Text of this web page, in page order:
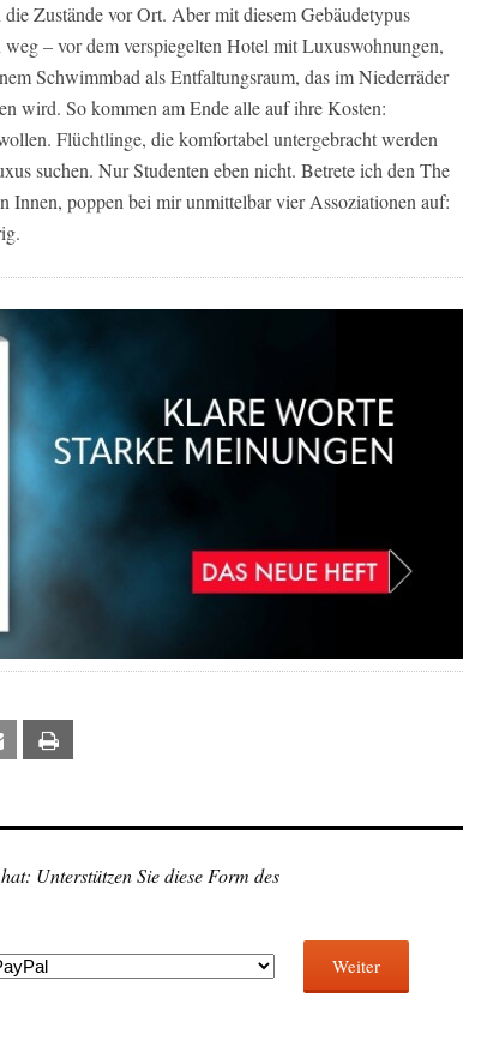
Zustände vor Ort. Aber mit diesem Gebäudetypus
– vor dem verspiegelten Hotel mit Luxuswohnungen,
Schwimmbad als Entfaltungsraum, das im Niederräder
wird. So kommen am Ende alle auf ihre Kosten:
Flüchtlinge, die komfortabel untergebracht werden
suchen. Nur Studenten eben nicht. Betrete ich den The
Innen, poppen bei mir unmittelbar vier Assoziationen auf:
Email
Unterstützen Sie diese Form des
Weiter